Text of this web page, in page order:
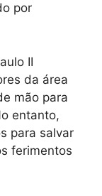
por
II
da área
mão para
entanto,
para salvar
ferimentos